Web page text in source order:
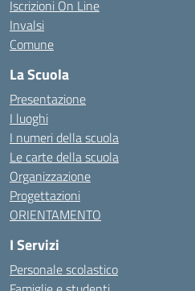
Iscrizioni On Line
Invalsi
Comune
La Scuola
Presentazione
I luoghi
I numeri della scuola
Le carte della scuola
Organizzazione
Progettazioni
ORIENTAMENTO
I Servizi
Personale scolastico